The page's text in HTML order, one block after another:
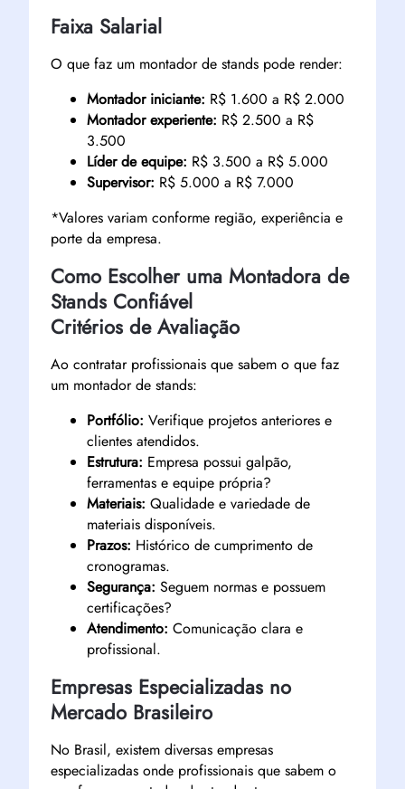
Faixa Salarial
O que faz um montador de stands pode render:
Montador iniciante: R$ 1.600 a R$ 2.000
Montador experiente: R$ 2.500 a R$
3.500
Líder de equipe: R$ 3.500 a R$ 5.000
Supervisor: R$ 5.000 a R$ 7.000
*Valores variam conforme região, experiência e
porte da empresa.
Como Escolher uma Montadora de
Stands Confiável
Critérios de Avaliação
Ao contratar profissionais que sabem o que faz
um montador de stands:
Portfólio: Verifique projetos anteriores e
clientes atendidos.
Estrutura: Empresa possui galpão,
ferramentas e equipe própria?
Materiais: Qualidade e variedade de
materiais disponíveis.
Prazos: Histórico de cumprimento de
cronogramas.
Segurança: Seguem normas e possuem
certificações?
Atendimento: Comunicação clara e
profissional.
Empresas Especializadas no
Mercado Brasileiro
No Brasil, existem diversas empresas
especializadas onde profissionais que sabem o